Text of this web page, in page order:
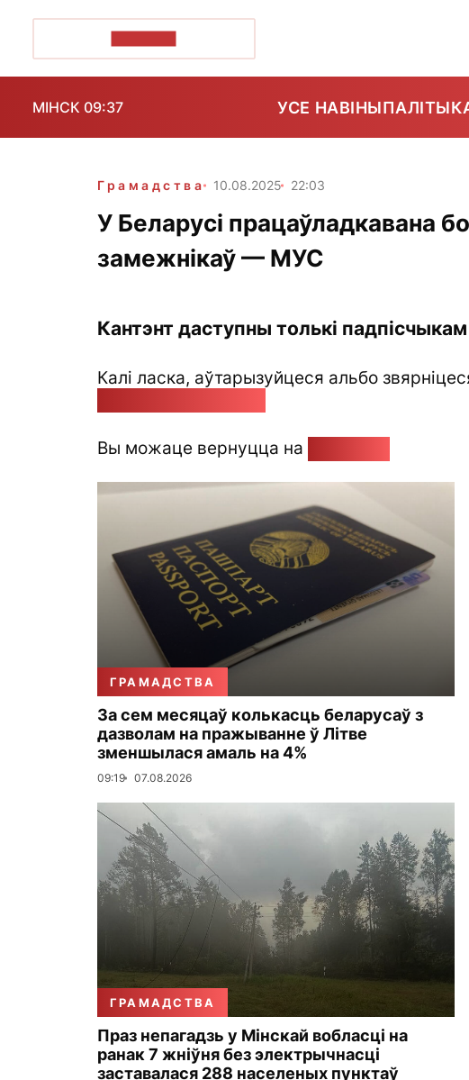
МІНСК 09:37 УСЕ НАВІНЫ
Грамадства 10.08.2025 22:03
У Беларусі працаўладкавана
замежнікаў — МУС
Кантэнт даступны толькі
Калі ласка, аўтарызуйцеся альбо
Вы можаце вернуцца на
ГРАМАДСТВА
За сем месяцаў колькасць беларусаў з
дазволам на пражыванне ў Літве
зменшылася амаль на 4%
09:19 07.08.2026
ГРАМАДСТВА
Праз непагадзь у Мінскай вобласці на
ранак 7 жніўня без электрычнасці
заставалася 288 населеных пунктаў